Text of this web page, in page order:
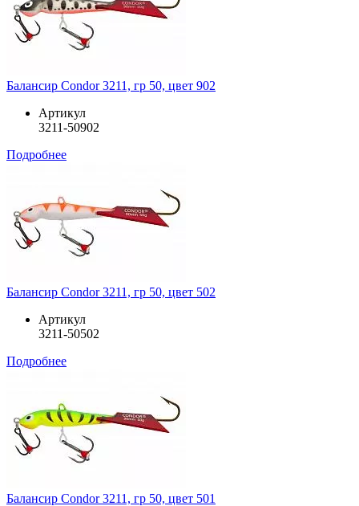
Балансир Condor 3211, гр 50, цвет 902
Артикул
3211-50902
Подробнее
Балансир Condor 3211, гр 50, цвет 502
Артикул
3211-50502
Подробнее
Балансир Condor 3211, гр 50, цвет 501